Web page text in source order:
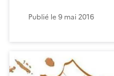
Publié le9 mai 2016